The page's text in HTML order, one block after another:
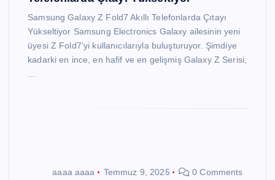
Samsung Galaxy Z Fold7 Akıllı Telefonlarda Çıtayı
Yükseltiyor Samsung Electronics Galaxy ailesinin yeni
üyesi Z Fold7’yi kullanıcılarıyla buluşturuyor. Şimdiye
kadarki en ince, en hafif ve en gelişmiş Galaxy Z Serisi,
aaaa aaaa Temmuz 9, 2025 0 Comments